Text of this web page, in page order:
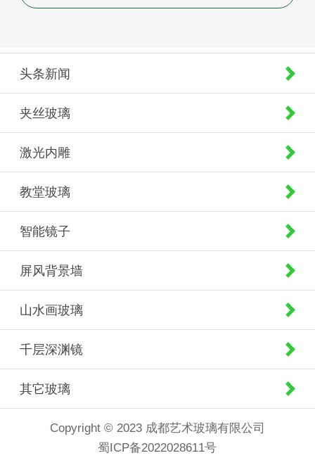
头条新闻
夹丝玻璃
激光内雕
教堂玻璃
智能镜子
屏风背景墙
山水画玻璃
千层深渊镜
其它玻璃
Copyright © 2023 成都艺术玻璃有限公司
蜀ICP备2022028611号